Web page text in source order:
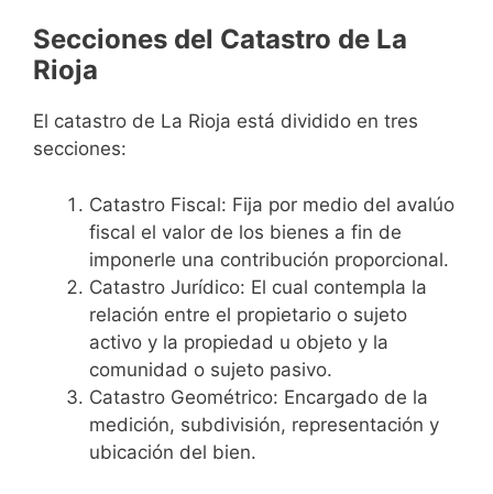
Secciones del Catastro de La
Rioja
El catastro de La Rioja está dividido en tres
secciones:
Catastro Fiscal: Fija por medio del avalúo
fiscal el valor de los bienes a fin de
imponerle una contribución proporcional.
Catastro Jurídico: El cual contempla la
relación entre el propietario o sujeto
activo y la propiedad u objeto y la
comunidad o sujeto pasivo.
Catastro Geométrico: Encargado de la
medición, subdivisión, representación y
ubicación del bien.